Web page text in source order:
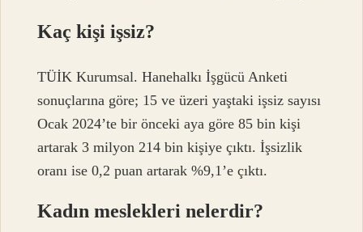
Kaç kişi işsiz?
TÜİK Kurumsal. Hanehalkı İşgücü Anketi
sonuçlarına göre; 15 ve üzeri yaştaki işsiz sayısı
Ocak 2024’te bir önceki aya göre 85 bin kişi
artarak 3 milyon 214 bin kişiye çıktı. İşsizlik
oranı ise 0,2 puan artarak %9,1’e çıktı.
Kadın meslekleri nelerdir?